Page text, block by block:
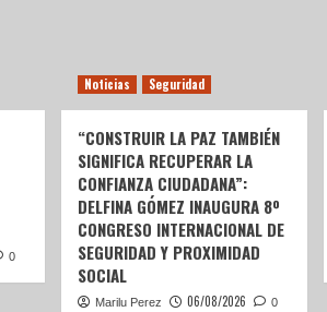
0
Noticias Seguridad
“CONSTRUIR LA PAZ TAMBIÉN
SIGNIFICA RECUPERAR LA
CONFIANZA CIUDADANA”:
DELFINA GÓMEZ INAUGURA 8º
CONGRESO INTERNACIONAL DE
SEGURIDAD Y PROXIMIDAD
SOCIAL
Marilu Perez 06/08/2026 0